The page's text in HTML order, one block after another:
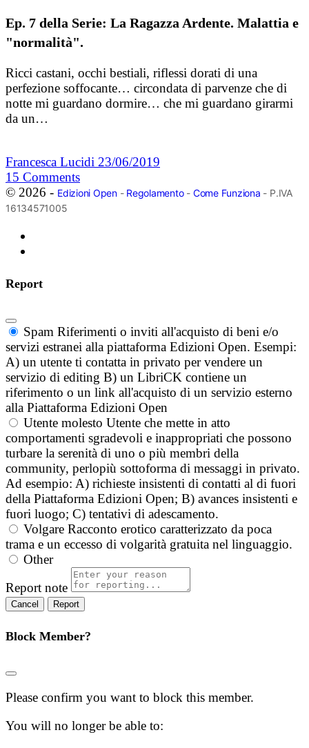
Ep. 7 della Serie: La Ragazza Ardente. Malattia e
"normalità".
Ricci castani, occhi bestiali, riflessi dorati di una
perfezione soffocante… circondata di parvenze che di
notte mi guardano dormire… che mi guardano girarmi
da un…
Francesca Lucidi 23/06/2019
15 Comments
© 2026 - Edizioni Open- Regolamento- Come Funziona - P.IVA
16134571005
Report
Spam Riferimenti o inviti all'acquisto di beni e/o
servizi estranei alla piattaforma Edizioni Open. Esempi:
A) un utente ti contatta in privato per vendere un
servizio di editing B) un LibriCK contiene un
riferimento o un link all'acquisto di un servizio esterno
alla Piattaforma Edizioni Open
Utente molesto Utente che mette in atto
comportamenti sgradevoli e inappropriati che possono
turbare la serenità di uno o più membri della
community, perlopiù sottoforma di messaggi in privato.
Ad esempio: A) richieste insistenti di contatti al di fuori
della Piattaforma Edizioni Open; B) avances insistenti e
fuori luogo; C) tentativi di adescamento.
Volgare Racconto erotico caratterizzato da poca
trama e un eccesso di volgarità gratuita nel linguaggio.
Other
Report note
Report
Block Member?
Please confirm you want to block this member.
You will no longer be able to: